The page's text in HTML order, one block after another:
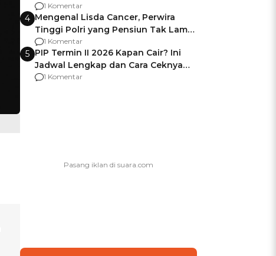
Berencana Pakai Jimat di Pakansari
1 Komentar
4 Mengenal Lisda Cancer, Perwira
Tinggi Polri yang Pensiun Tak Lama
Usai Jadi Brigjen
1 Komentar
5 PIP Termin II 2026 Kapan Cair? Ini
Jadwal Lengkap dan Cara Ceknya
agar Dana Tidak Hangus!
1 Komentar